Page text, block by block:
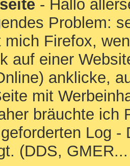
- Hallo
Problem:
mich Firefox,
auf einer
anklicke,
mit
bräuchte ich
Log -
(DDS, GMER...